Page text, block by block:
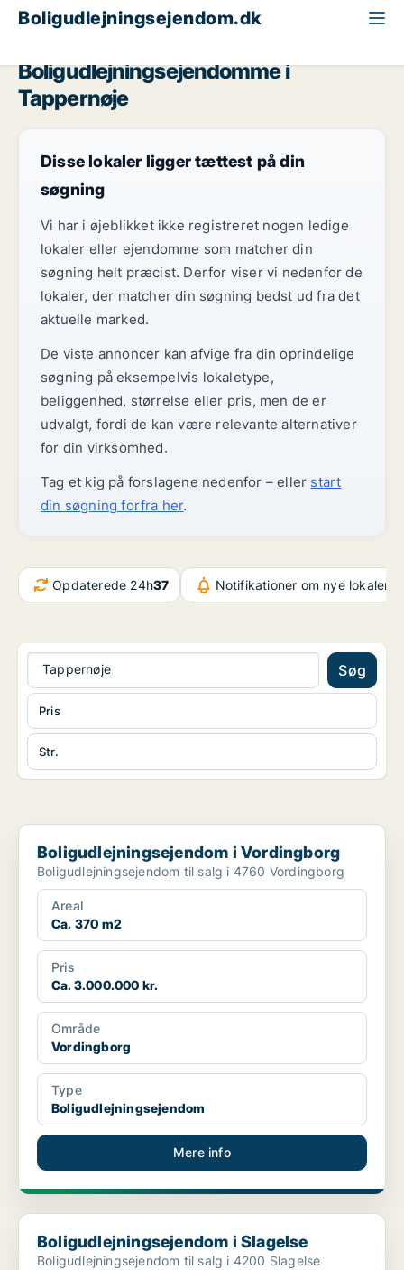
Boligudlejningsejendom.dk
Boligudlejningsejendomme i
Tappernøje
Disse lokaler ligger tættest på din
søgning
Vi har i øjeblikket ikke registreret nogen ledige
lokaler eller ejendomme som matcher din
søgning helt præcist. Derfor viser vi nedenfor de
lokaler, der matcher din søgning bedst ud fra det
aktuelle marked.
De viste annoncer kan afvige fra din oprindelige
søgning på eksempelvis lokaletype,
beliggenhed, størrelse eller pris, men de er
udvalgt, fordi de kan være relevante alternativer
for din virksomhed.
Tag et kig på forslagene nedenfor – eller start
din søgning forfra her.
Opdaterede 24h37 Notifikationer om nye lokaler
Tappernøje Søg
Str.
Pris
Boligudlejningsejendom i Vordingborg
Boligudlejningsejendom i Vordingborg
Boligudlejningsejendom til salg i 4760 Vordingborg
Areal
Ca. 370 m2
Pris
Ca. 3.000.000 kr.
Område
Vordingborg
Type
Boligudlejningsejendom
Mere info
Boligudlejningsejendom i Slagelse
Boligudlejningsejendom i Slagelse
Boligudlejningsejendom til salg i 4200 Slagelse